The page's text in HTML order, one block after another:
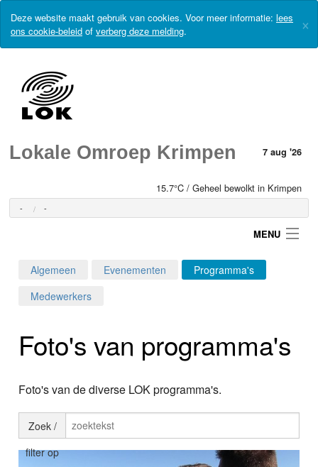
Deze website maakt gebruik van cookies. Voor meer informatie: lees
ons cookie-beleid of verberg deze melding. ×
Lokale Omroep Krimpen 7 aug '26
15.7°C / Geheel bewolkt in Krimpen
- -
MENU
Programma's
Nieuws
Foto's
Video
Algemeen Evenementen
Programma's
Medewerkers
Foto's van programma's
Foto's van de diverse LOK programma's.
Zoek /
filter op